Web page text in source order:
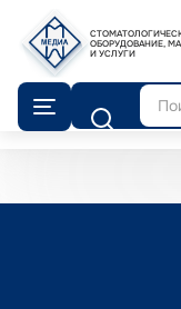
ОБОРУДОВАНИЕ,
И УСЛУГИ
Поиск